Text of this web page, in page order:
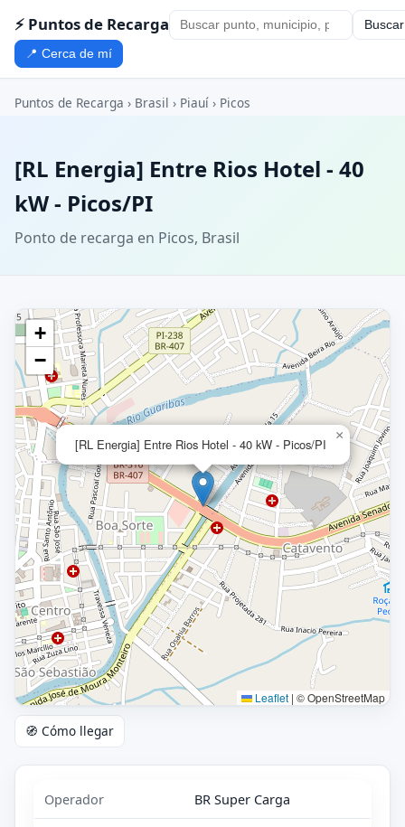
⚡ Puntos de Recarga Buscar
📍 Cerca de mí
Puntos de Recarga › Brasil › Piauí › Picos
[RL Energia] Entre Rios Hotel - 40
kW - Picos/PI
Ponto de recarga en Picos, Brasil
[RL Energia] Entre Rios Hotel - 40 kW - Picos/PI
×
+
−
Leaflet | © OpenStreetMap
🧭 Cómo llegar
Operador BR Super Carga